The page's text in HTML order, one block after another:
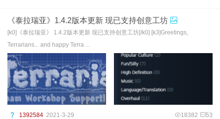
《泰拉瑞亚》1.4.2版本更新 现已支持创意工坊
[k0]《泰拉瑞亚》 1.4.2版本更新 现已支持创意工坊[/k0] [k3]Greetings,
Terrarians... and happy Terra ...
1392584 2021-3-29 18382 53